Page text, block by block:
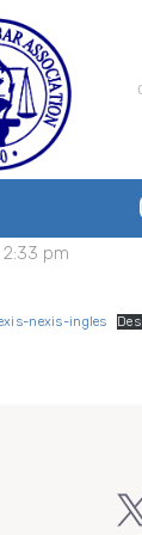
2:33 pm
nexis-ingles
X